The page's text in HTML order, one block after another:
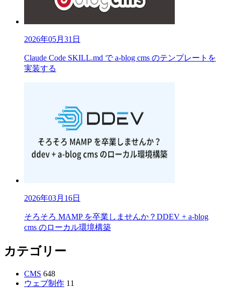
2026年05月31日
Claude Code SKILL.md で a-blog cms のテンプレートを
実装する
2026年03月16日
そろそろ MAMP を卒業しませんか？DDEV + a-blog
cms のローカル環境構築
カテゴリー
CMS 648
ウェブ制作 11